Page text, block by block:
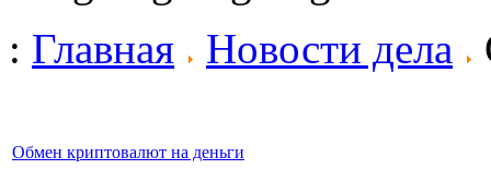
: Главная Новости дела
Обмен криптовалют на деньги